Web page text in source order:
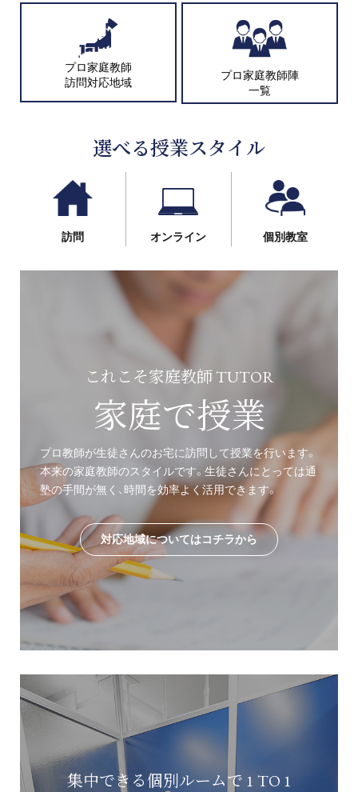
プロ家庭教師
訪問対応地域
プロ家庭教師陣
一覧
選べる授業スタイル
訪問 オンライン 個別教室
これこそ家庭教師 TUTOR
家庭で授業
プロ教師が生徒さんのお宅に訪問して授業を行います。
本来の家庭教師のスタイルです。生徒さんにとっては通
塾の手間が無く、時間を効率よく活用できます。
対応地域についてはコチラから
集中できる個別ルームで 1 TO 1